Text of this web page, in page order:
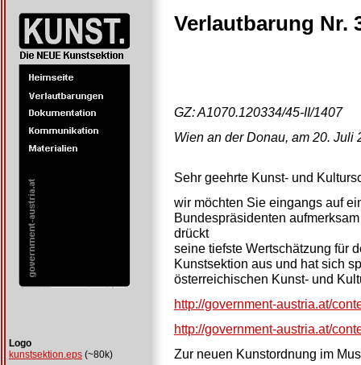
Logo
kunstsektion.eps (~80k)
Verlautbarung Nr.
GZ: A1070.120334/45-II/1407
Wien an der Donau, am 20. Juli
Sehr geehrte Kunst- und
wir möchten Sie eingangs auf
Bundespräsidenten
drückt
seine tiefste Wertschätzung für
Kunstsektion aus und hat sich
österreichischen Kunst- und
http://government-austria.at/
http://government-austria.at/
Zur neuen Kunstordnung im